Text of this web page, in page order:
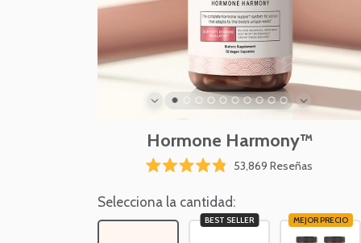
Hormone Harmony™
de
estrellas
53,869 Reseñas
a
Selecciona la cantidad:
BEST SELLER MEJOR PRECIO